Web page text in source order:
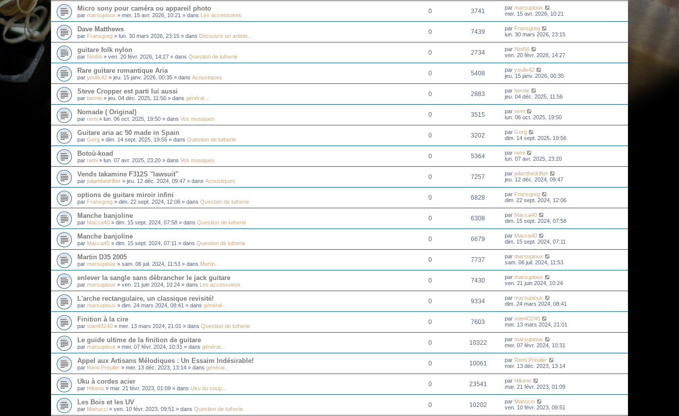
Micro sony pour caméra ou appareil photo
par marsupioux » mer. 15 avr. 2026, 10:21 » dans Les accessoires
0 3741 par marsupioux
mer. 15 avr. 2026, 10:21
Dave Matthews
par Fransgreg » lun. 30 mars 2026, 23:15 » dans Découvrir un artiste...
0 7439 par Fransgreg
lun. 30 mars 2026, 23:15
guitare folk nylon
par Nini56 » ven. 20 févr. 2026, 14:27 » dans Question de lutherie
0 2734 par Nini56
ven. 20 févr. 2026, 14:27
Rare guitare romantique Aria
par youlix42 » jeu. 15 janv. 2026, 00:35 » dans Acoustiques
0 5408 par youlix42
jeu. 15 janv. 2026, 00:35
Steve Cropper est parti lui aussi
par bernie » jeu. 04 déc. 2025, 11:56 » dans général...
0 2883 par bernie
jeu. 04 déc. 2025, 11:56
Nomade ( Original)
par remi » lun. 06 oct. 2025, 19:50 » dans Vos musiques
0 3515 par remi
lun. 06 oct. 2025, 19:50
Guitare aria ac 50 made in Spain
par Gorg » dim. 14 sept. 2025, 19:56 » dans Question de lutherie
0 3202 par Gorg
dim. 14 sept. 2025, 19:56
Botoù-koad
par remi » lun. 07 avr. 2025, 23:20 » dans Vos musiques
0 5364 par remi
lun. 07 avr. 2025, 23:20
Vends takamine F312S "lawsuit"
par julianthedrifter » jeu. 12 déc. 2024, 09:47 » dans Acoustiques
0 7257 par julianthedrifter
jeu. 12 déc. 2024, 09:47
options de guitare miroir infini
par Fransgreg » dim. 22 sept. 2024, 12:06 » dans Question de lutherie
0 6828 par Fransgreg
dim. 22 sept. 2024, 12:06
Manche banjoline
par Macca40 » dim. 15 sept. 2024, 07:58 » dans Question de lutherie
0 6308 par Macca40
dim. 15 sept. 2024, 07:58
Manche banjoline
par Macca40 » dim. 15 sept. 2024, 07:11 » dans Question de lutherie
0 6679 par Macca40
dim. 15 sept. 2024, 07:11
Martin D35 2005
par marsupioux » sam. 06 juil. 2024, 11:53 » dans Martin...
0 7737 par marsupioux
sam. 06 juil. 2024, 11:53
enlever la sangle sans débrancher le jack guitare
par marsupioux » ven. 21 juin 2024, 10:24 » dans Les accessoires
0 7430 par marsupioux
ven. 21 juin 2024, 10:24
L'arche rectangulaire, un classique revisité!
par marsupioux » dim. 24 mars 2024, 08:41 » dans général...
0 9334 par marsupioux
dim. 24 mars 2024, 08:41
Finition à la cire
par stan43240 » mer. 13 mars 2024, 21:01 » dans Question de lutherie
0 7603 par stan43240
mer. 13 mars 2024, 21:01
Le guide ultime de la finition de guitare
par marsupioux » mer. 07 févr. 2024, 10:31 » dans général...
0 10322 par marsupioux
mer. 07 févr. 2024, 10:31
Appel aux Artisans Mélodiques : Un Essaim Indésirable!
par Remi Preuller » mer. 13 déc. 2023, 13:14 » dans général...
0 10061 par Remi Preuller
mer. 13 déc. 2023, 13:14
Uku à cordes acier
par Hikeno » mar. 21 févr. 2023, 01:09 » dans Uku du coup...
0 23541 par Hikeno
mar. 21 févr. 2023, 01:09
Les Bois et les UV
par Manucci » ven. 10 févr. 2023, 09:51 » dans Question de lutherie
0 10202 par Manucci
ven. 10 févr. 2023, 09:51